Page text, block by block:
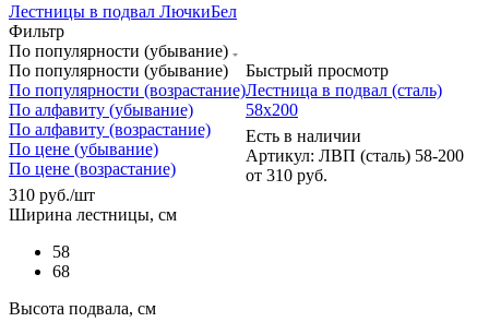
Лестницы в подвал ЛючкиБел
Фильтр
По популярности (убывание)
По популярности (убывание)
По популярности (возрастание)
По алфавиту (убывание)
По алфавиту (возрастание)
По цене (убывание)
По цене (возрастание)
Быстрый просмотр
Лестница в подвал (сталь)
58х200
Есть в наличии
Артикул: ЛВП (сталь) 58-200
от 310 руб.
310 руб./шт
Ширина лестницы, см
58
68
Высота подвала, см